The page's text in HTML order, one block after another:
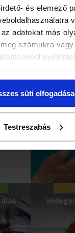
és elemező
adatokat más
számukra
süti elfogadása
Testreszabás